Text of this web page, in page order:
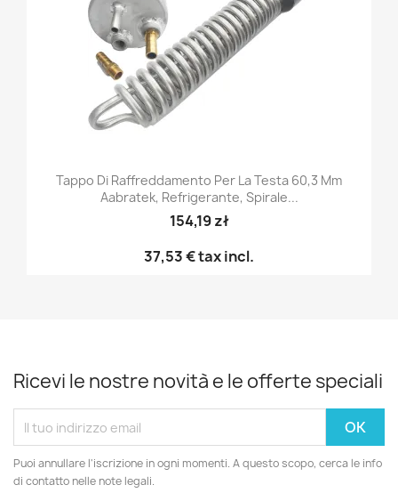
Tappo Di Raffreddamento Per La Testa 60,3 Mm
Aabratek, Refrigerante, Spirale...
154,19 zł
37,53 €tax incl.
Ricevi le nostre novità e le offerte speciali
Puoi annullare l'iscrizione in ogni momenti. A questo scopo, cerca le info
di contatto nelle note legali.